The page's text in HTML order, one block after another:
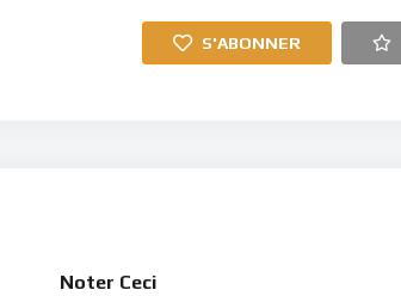
S'ABONNER
Noter Ceci